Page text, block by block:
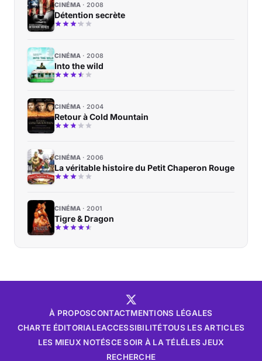
CINÉMA 2008
Détention secrète
CINÉMA 2008
Into the wild
CINÉMA 2004
Retour à Cold Mountain
CINÉMA 2006
La véritable histoire du Petit Chaperon Rouge
CINÉMA 2001
Tigre & Dragon
À PROPOSCONTACTMENTIONS LÉGALES
CHARTE ÉDITORIALEACCESSIBILITÉTOUS LES ARTICLES
LES MIEUX NOTÉSCE SOIR À LA TÉLÉLES JEUX
RECHERCHE